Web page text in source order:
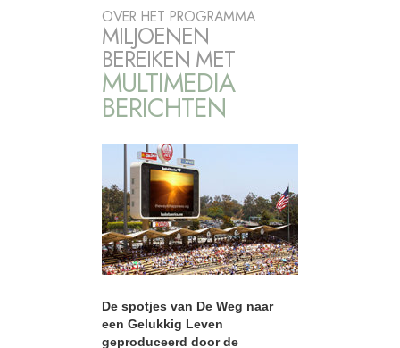
OVER HET PROGRAMMA
MILJOENEN
BEREIKEN MET
MULTIMEDIA
BERICHTEN
De spotjes van De Weg naar
een Gelukkig Leven
geproduceerd door de